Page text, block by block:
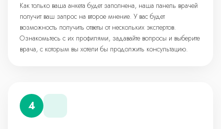
Как только ваша анкета будет заполнена, наша панель врачей
получит ваш запрос на второе мнение. У вас будет
возможность получить ответы от нескольких экспертов.
Ознакомьтесь с их профилями, задавайте вопросы и выберите
врача, с которым вы хотели бы продолжить консультацию.
4